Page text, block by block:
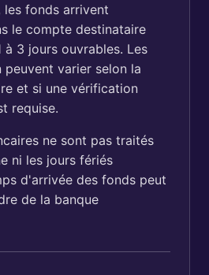
les fonds arrivent
le compte destinataire
à 3 jours ouvrables. Les
varier selon la
et si une vérification
requise.
ne sont pas traités
ni les jours fériés
d'arrivée des fonds peut
de la banque